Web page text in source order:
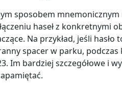
sposobem
haseł z konkretnymi
Na przykład, jeśli
spacer w parku,
Im bardziej szczegółowe i